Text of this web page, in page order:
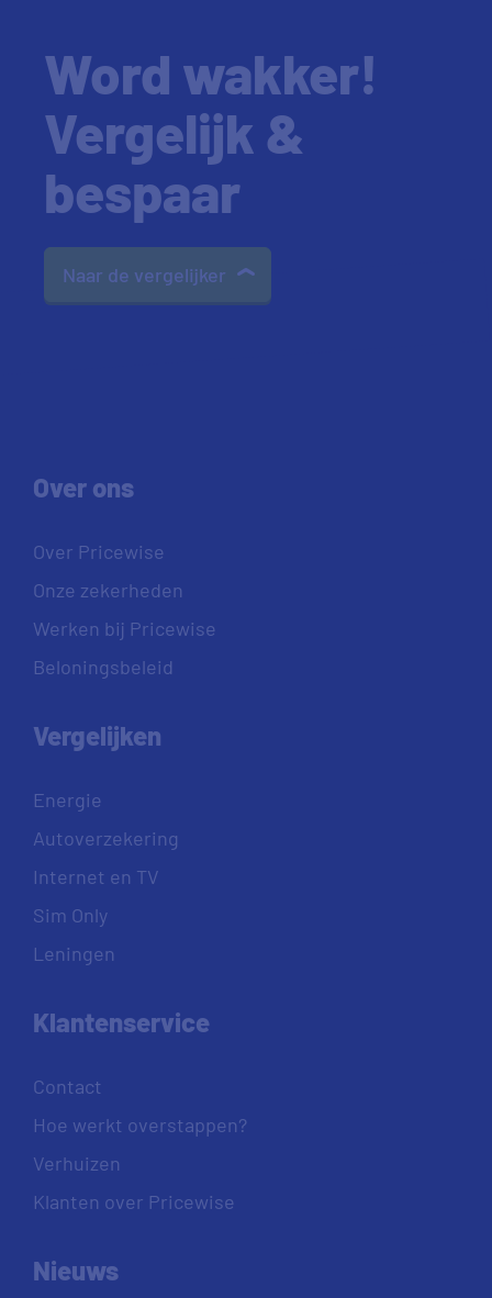
Word wakker!
Vergelijk &
bespaar
Naar de vergelijker
Over ons
Over Pricewise
Onze zekerheden
Werken bij Pricewise
Beloningsbeleid
Vergelijken
Energie
Autoverzekering
Internet en TV
Sim Only
Leningen
Klantenservice
Contact
Hoe werkt overstappen?
Verhuizen
Klanten over Pricewise
Nieuws